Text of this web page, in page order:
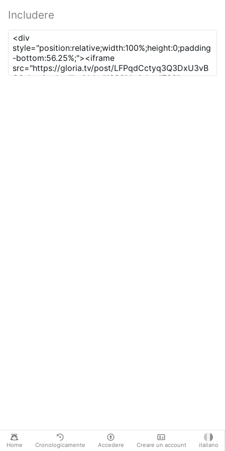
Home Cronologicamente Accedere Creare un account italiano
Includere